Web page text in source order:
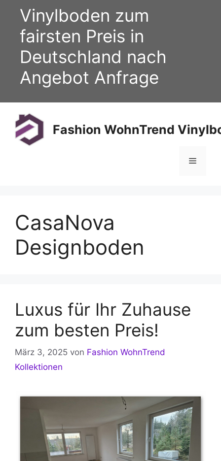
springen
Vinylboden zum
fairsten Preis in
Deutschland nach
Angebot Anfrage
Fashion WohnTrend
Menü
CasaNova
Designboden
Luxus für Ihr Zuhause
zum besten Preis!
März 3, 2025 von Fashion WohnTrend
Kollektionen